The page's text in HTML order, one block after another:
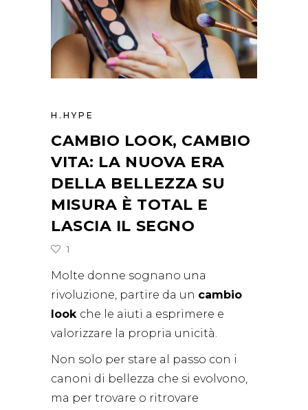
H.HYPE
CAMBIO LOOK, CAMBIO
VITA: LA NUOVA ERA
DELLA BELLEZZA SU
MISURA È TOTAL E
LASCIA IL SEGNO
1
Molte donne sognano una
rivoluzione, partire da un cambio
look che le aiuti a esprimere e
valorizzare la propria unicità.
Non solo per stare al passo con i
canoni di bellezza che si evolvono,
ma per trovare o ritrovare